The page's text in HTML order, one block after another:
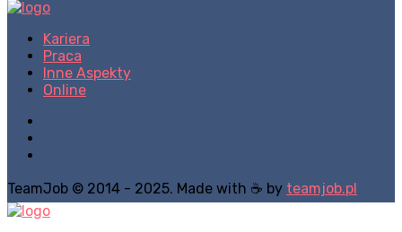
Kariera
Praca
Inne Aspekty
Online
TeamJob © 2014 - 2025. Made with ☕ by teamjob.pl